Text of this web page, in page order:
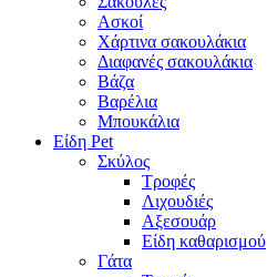
Ασκοί
Χάρτινα σακουλάκια
Διαφανές σακουλάκια
Βάζα
Βαρέλια
Μπουκάλια
Είδη Pet
Σκύλος
Τροφές
Λιχουδιές
Αξεσουάρ
Είδη καθαρισμού
Γάτα